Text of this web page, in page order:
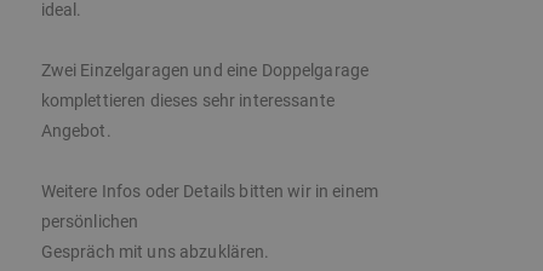
ideal.
Zwei Einzelgaragen und eine Doppelgarage
komplettieren dieses sehr interessante
Angebot.
Weitere Infos oder Details bitten wir in einem
persönlichen
Gespräch mit uns abzuklären.